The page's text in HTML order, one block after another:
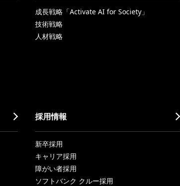
成長戦略「Activate AI for Society」
技術戦略
人材戦略
採用情報
新卒採用
キャリア採用
障がい者採用
ソフトバンク クルー採用